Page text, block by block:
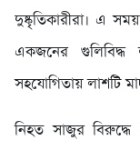
দুষ্কৃতিকারীরা। এ
একজনের গুলিবিদ্ধ
সহযোগিতায় লাশটি
নিহত সাজুর বিরুদ্ধে